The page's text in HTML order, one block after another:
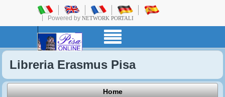
Powered by NETWORK PORTALI
Libreria Erasmus Pisa
Home